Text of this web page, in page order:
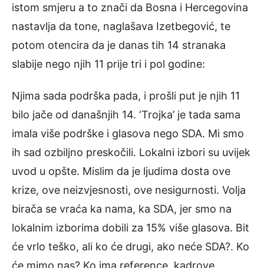
istom smjeru a to znači da Bosna i Hercegovina
nastavlja da tone, naglašava Izetbegović, te
potom otencira da je danas tih 14 stranaka
slabije nego njih 11 prije tri i pol godine:
Njima sada podrška pada, i prošli put je njih 11
bilo jače od današnjih 14. ‘Trojka’ je tada sama
imala više podrške i glasova nego SDA. Mi smo
ih sad ozbiljno preskočili. Lokalni izbori su uvijek
uvod u opšte. Mislim da je ljudima dosta ove
krize, ove neizvjesnosti, ove nesigurnosti. Volja
birača se vraća ka nama, ka SDA, jer smo na
lokalnim izborima dobili za 15% više glasova. Bit
će vrlo teško, ali ko će drugi, ako neće SDA?. Ko
će mimo nas? Ko ima reference, kadrove,